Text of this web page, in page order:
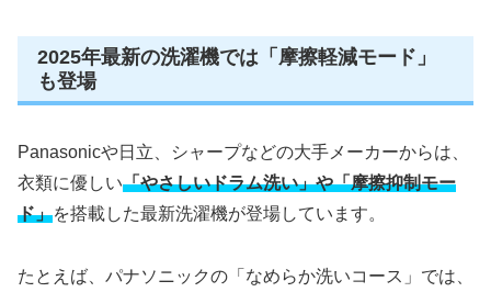
2025年最新の洗濯機では「摩擦軽減モード」
も登場
Panasonicや日立、シャープなどの大手メーカーからは、
衣類に優しい「やさしいドラム洗い」や「摩擦抑制モー
ド」を搭載した最新洗濯機が登場しています。
たとえば、パナソニックの「なめらか洗いコース」では、